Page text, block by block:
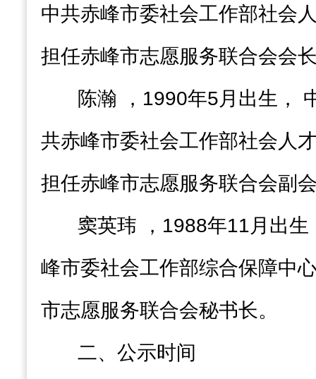
中共赤峰市委社会工作部社会
担任赤峰市志愿服务联合会会
陈瀚 ，1990年5月出生，
共赤峰市委社会工作部社会人
担任赤峰市志愿服务联合会副
窦英玮 ，1988年11月出
峰市委社会工作部综合保障中
市志愿服务联合会秘书长。
二、公示时间